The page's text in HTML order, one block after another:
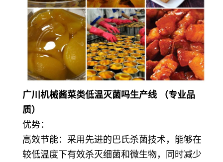
广川机械酱菜类低温灭菌吗生产线 （专业品
质）
优势：
高效节能：采用先进的巴氏杀菌技术，能够在
较低温度下有效杀灭细菌和微生物，同时减少